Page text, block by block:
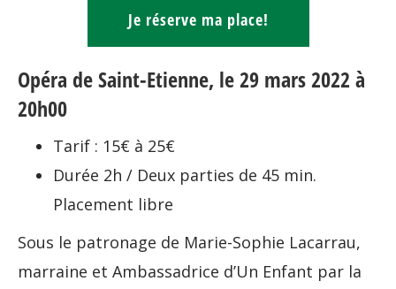
Je réserve ma place!
Opéra de Saint-Etienne, le 29 mars 2022 à
20h00
Tarif : 15€ à 25€
Durée 2h / Deux parties de 45 min.
Placement libre
Sous le patronage de Marie-Sophie Lacarrau,
marraine et Ambassadrice d’Un Enfant par la